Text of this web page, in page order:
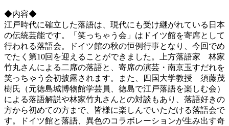
◆内容◆
江戸時代に確立した落語は、現代にも受け継がれている日本
の伝統芸能です。「笑っちゃう会」はドイツ館を寄席として
行われる落語会。ドイツ館の秋の恒例行事となり、今回でめ
でたく第10回を迎えることができました。上方落語家 林家
竹丸さんによる二席の落語と、寄席の演芸・南京玉すだれを
笑っちゃう会初披露されます。また、四国大学教授 須藤茂
樹氏（元徳島城博物館学芸員、徳島で江戸落語を楽しむ会）
による落語解説や林家竹丸さんとの対談もあり、落語好きの
方から初めての方まで、皆様に楽しんでいただける落語会で
す。ドイツ館と落語、異色のコラボレーションが生み出す奇